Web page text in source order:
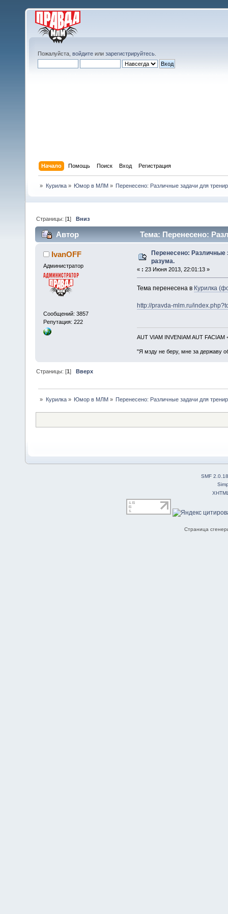
Пожалуйста, войдите или зарегистрируйтесь
Начало Помощь Поиск Вход Регистрация
» Курилка» Юмор в МЛМ » Перенесено: Различные задачи для
Страницы: [1]Вниз
Автор
Тема: Перенесено:
раз)IvanOFF
Администратор
Сообщений: 3857
Репутация: 222
Перенесено: Различные
разума.
« : 23 Июня 2013, 22:01:13 »
Тема перенесена в Курилка
http://pravda-mlm.ru/
AUT VIAM INVENIAM AUT FACIAM
"Я мзду не беру, мне за державу
Страницы: [1]Вверх
» Курилка» Юмор в МЛМ» Перенесено: Различные задачи для
SMF 2.0.18
Страница